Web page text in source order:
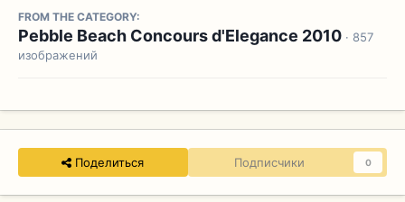
FROM THE CATEGORY:
Pebble Beach Concours d'Elegance 2010 · 857
изображений
Поделиться Подписчики 0